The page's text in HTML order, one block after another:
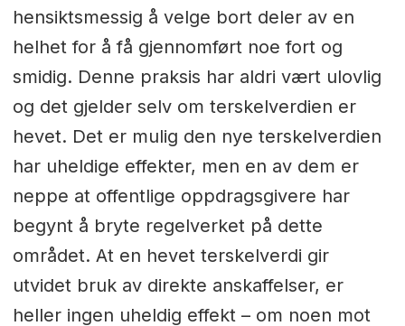
hensiktsmessig å velge bort deler av en
helhet for å få gjennomført noe fort og
smidig. Denne praksis har aldri vært ulovlig
og det gjelder selv om terskelverdien er
hevet. Det er mulig den nye terskelverdien
har uheldige effekter, men en av dem er
neppe at offentlige oppdragsgivere har
begynt å bryte regelverket på dette
området. At en hevet terskelverdi gir
utvidet bruk av direkte anskaffelser, er
heller ingen uheldig effekt – om noen mot